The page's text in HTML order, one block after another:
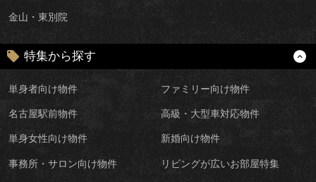
金山・東別院
特集から探す
単身者向け物件 ファミリー向け物件
名古屋駅前物件 高級・大型車対応物件
単身女性向け物件 新婚向け物件
事務所・サロン向け物件 リビングが広いお部屋特集